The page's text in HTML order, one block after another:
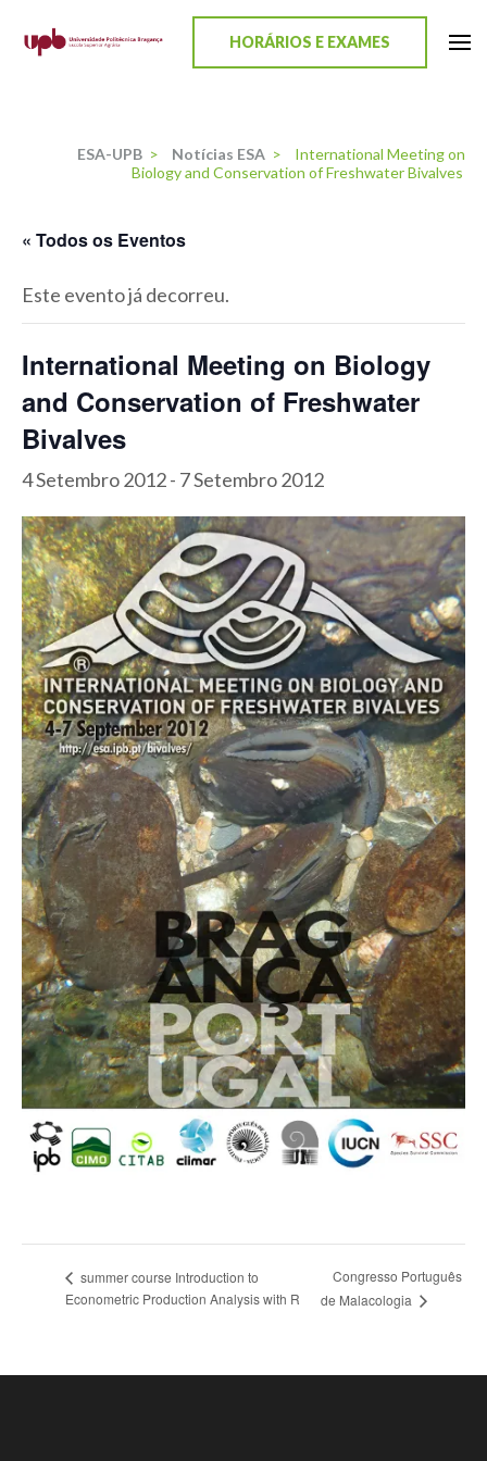
HORÁRIOS E EXAMES
ESA-UPB > Notícias ESA >
International Meeting on
Biology and Conservation of Freshwater Bivalves
« Todos os Eventos
Este evento já decorreu.
International Meeting on Biology
and Conservation of Freshwater
Bivalves
4 Setembro 2012- 7 Setembro 2012
summer course Introduction to
Econometric Production Analysis with R
Congresso Português
de Malacologia